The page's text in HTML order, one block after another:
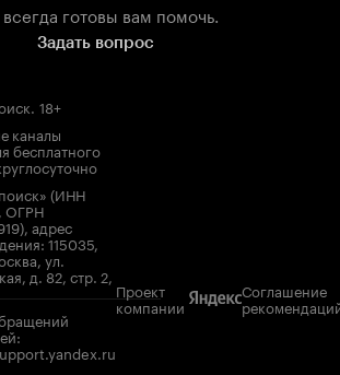
готовы вам помочь.
Задать вопрос
. 18+
каналы
бесплатного
(ИНН
ОГРН
адрес
115035,
ул.
д. 82, стр. 2,
Проект
компании
Соглашение